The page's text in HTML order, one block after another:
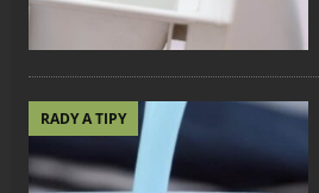
RADY A TIPY